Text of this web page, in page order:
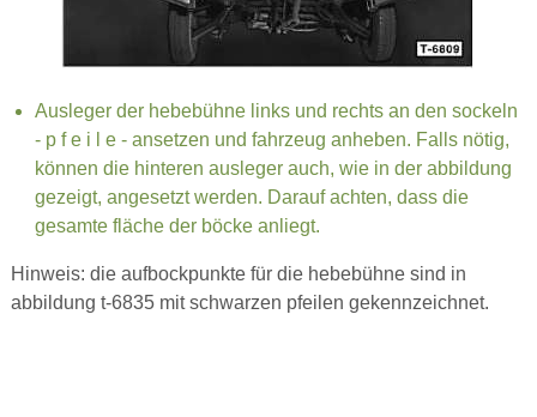
Ausleger der hebebühne links und rechts an den sockeln
- p f e i l e - ansetzen und fahrzeug anheben. Falls nötig,
können die hinteren ausleger auch, wie in der abbildung
gezeigt, angesetzt werden. Darauf achten, dass die
gesamte fläche der böcke anliegt.
Hinweis: die aufbockpunkte für die hebebühne sind in
abbildung t-6835 mit schwarzen pfeilen gekennzeichnet.